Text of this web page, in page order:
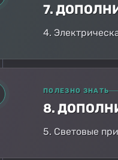
7.
4.
ПОЛЕЗНО ЗНАТЬ
8.
5. Световые